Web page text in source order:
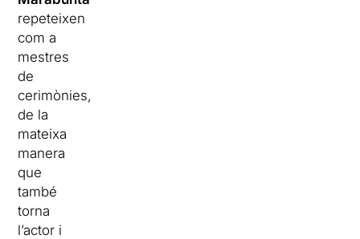
repeteixen
com a
mestres
de
cerimònies,
de la
mateixa
manera
que
també
torna
l’actor i